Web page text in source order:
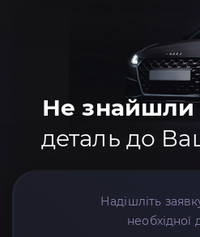
Не знайшли
деталь до
Надішліть
необхідної